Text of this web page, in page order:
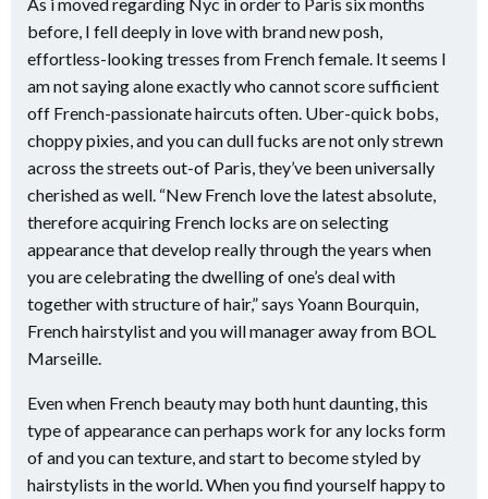
before, I fell deeply in love with brand new posh,
effortless-looking tresses from French female. It seems I
am not saying alone exactly who cannot score sufficient
off French-passionate haircuts often. Uber-quick bobs,
choppy pixies, and you can dull fucks are not only strewn
across the streets out-of Paris, they’ve been universally
cherished as well. “New French love the latest absolute,
therefore acquiring French locks are on selecting
appearance that develop really through the years when
you are celebrating the dwelling of one’s deal with
together with structure of hair,” says Yoann Bourquin,
French hairstylist and you will manager away from BOL
Marseille.
Even when French beauty may both hunt daunting, this
type of appearance can perhaps work for any locks form
of and you can texture, and start to become styled by
hairstylists in the world. When you find yourself happy to